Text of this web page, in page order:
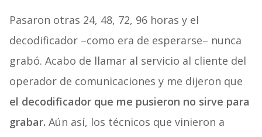
Pasaron otras 24, 48, 72, 96 horas y el
decodificador –como era de esperarse– nunca
grabó. Acabo de llamar al servicio al cliente del
operador de comunicaciones y me dijeron que
el decodificador que me pusieron no sirve para
grabar. Aún así, los técnicos que vinieron a